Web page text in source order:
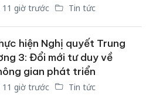
11 giờ trước Tin tức
hiện Nghị quyết Trung
3: Đổi mới tư duy về
gian phát triển
11 giờ trước Tin tức